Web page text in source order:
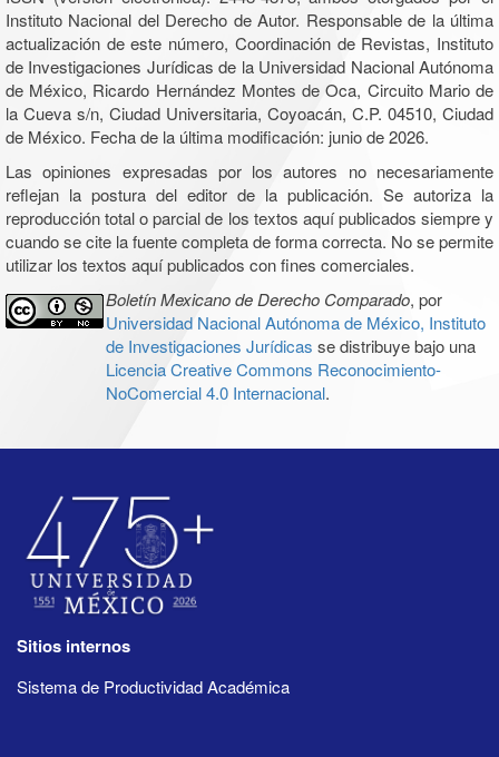
Instituto Nacional del Derecho de Autor. Responsable de la última
actualización de este número, Coordinación de Revistas, Instituto
de Investigaciones Jurídicas de la Universidad Nacional Autónoma
de México, Ricardo Hernández Montes de Oca, Circuito Mario de
la Cueva s/n, Ciudad Universitaria, Coyoacán, C.P. 04510, Ciudad
de México. Fecha de la última modificación: junio de 2026.
Las opiniones expresadas por los autores no necesariamente
reflejan la postura del editor de la publicación. Se autoriza la
reproducción total o parcial de los textos aquí publicados siempre y
cuando se cite la fuente completa de forma correcta. No se permite
utilizar los textos aquí publicados con fines comerciales.
Boletín Mexicano de Derecho Comparado, por
Universidad Nacional Autónoma de México, Instituto
de Investigaciones Jurídicas se distribuye bajo una
Licencia Creative Commons Reconocimiento-
NoComercial 4.0 Internacional.
Sitios internos
Sistema de Productividad Académica